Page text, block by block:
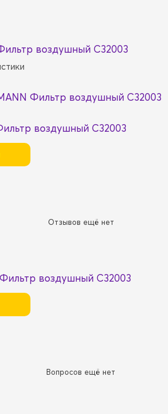
воздушный C32003
Фильтр воздушный C32003
воздушный C32003
Отзывов ещё нет
воздушный C32003
Вопросов ещё нет